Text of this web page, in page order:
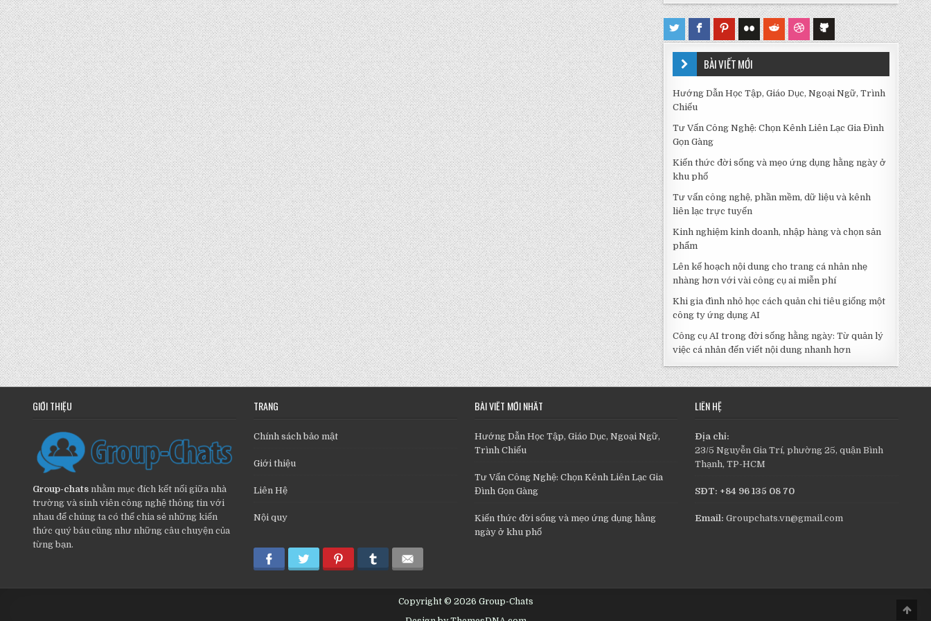
BÀI VIẾT MỚI
Hướng Dẫn Học Tập, Giáo Dục, Ngoại Ngữ, Trình
Chiếu
Tư Vấn Công Nghệ: Chọn Kênh Liên Lạc Gia Đình
Gọn Gàng
Kiến thức đời sống và mẹo ứng dụng hằng ngày ở
khu phố
Tư vấn công nghệ, phần mềm, dữ liệu và kênh
liên lạc trực tuyến
Kinh nghiệm kinh doanh, nhập hàng và chọn sản
phẩm
Lên kế hoạch nội dung cho trang cá nhân nhẹ
nhàng hơn với vài công cụ ai miễn phí
Khi gia đình nhỏ học cách quản chi tiêu giống một
công ty ứng dụng AI
Công cụ AI trong đời sống hằng ngày: Từ quản lý
việc cá nhân đến viết nội dung nhanh hơn
GIỚI THIỆU
Group-chats nhằm mục đích kết nối giữa nhà
trường và sinh viên công nghệ thông tin với
nhau để chúng ta có thể chia sẻ những kiến
thức quý báu cũng như những câu chuyện của
từng bạn.
TRANG
Chính sách bảo mật
Giới thiệu
Liên Hệ
Nội quy
BÀI VIẾT MỚI NHẤT
Hướng Dẫn Học Tập, Giáo Dục, Ngoại Ngữ,
Trình Chiếu
Tư Vấn Công Nghệ: Chọn Kênh Liên Lạc Gia
Đình Gọn Gàng
Kiến thức đời sống và mẹo ứng dụng hằng
ngày ở khu phố
LIÊN HỆ
Địa chỉ:
23/5 Nguyễn Gia Trí, phường 25, quận Bình
Thạnh, TP-HCM
SĐT: +84 96 135 08 70
Email: Groupchats.vn@gmail.com
Copyright © 2026 Group-Chats